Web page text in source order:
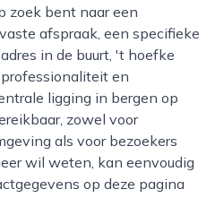
zoek bent naar een
afspraak, een specifieke
in de buurt, 't hoefke
en
ligging in bergen op
zowel voor
als voor bezoekers
wil weten, kan eenvoudig
op deze pagina